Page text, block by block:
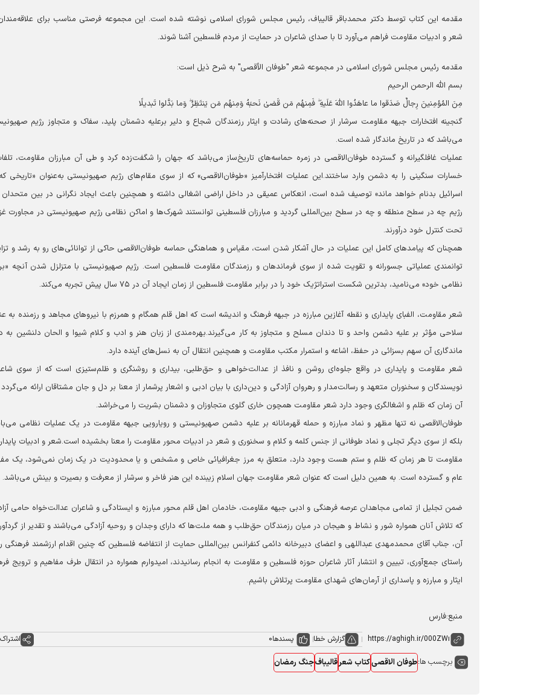
مقدمه این کتاب توسط دکتر محمدباقر قالیباف، رئیس مجلس شورای اسلامی نوشته شده است. این مجموعه فرصتی مناسب برای
شعر و ادبیات مقاومت فراهم می‌آورد تا با صدای شاعران در حمایت از مردم فلسطین آشنا شوند.
مقدمه رئیس مجلس شورای اسلامی در مجموعه شعر "طوفان الأقصی" به شرح ذیل است:
بسم الله الرحمن الرحیم
مِنَ المُؤمِنینَ رِجالٌ صَدَقوا ما عاهَدُوا اللَّهَ عَلَیهِ ۖ فَمِنهُم مَن قَضیٰ نَحبَهُ وَمِنهُم مَن یَنتَظِرُ ۖ وَما بَدَّلوا تَبدیلًا
گنجینه افتخارات جبهه مقاومت سرشار از صحنه‌های رشادت و ایثار رزمندگان شجاع و دلیر برعلیه دشمنان پلید، سفاک و متجاوز رژیم
می‌باشد که در تاریخ ماندگار شده است.
عملیات غافلگیرانه و گسترده طوفان‌الاقصی در زمره حماسه‌های تاریخ‌ساز می‌باشد که جهان را شگفت‌زده کرد و طی آن مبارزان مقاومت،
خسارات سنگینی را به دشمن وارد ساختند.این عملیات افتخارآمیز «طوفان‌الاقصی» که از سوی مقام‌های رژیم صهیونیستی به‌عنوان «تاریخی
اسرائیل بدنام خواهد ماند» توصیف شده است، انعکاس عمیقی در داخل اراضی اشغالی داشته و همچنین باعث ایجاد نگرانی در بین متحدان
رژیم چه در سطح منطقه و چه در سطح بین‌المللی گردید و مبارزان فلسطینی توانستند شهرک‌ها و اماکن نظامی رژیم صهیونیستی در مجاورت
تحت کنترل خود درآورند.
همچنان که پیامد‌های کامل این عملیات در حال آشکار شدن است، مقیاس و هماهنگی حماسه طوفان‌الاقصی حاکی از توانائی‌های رو به رشد و
توانمندی عملیاتی جسورانه و تقویت شده از سوی فرماندهان و رزمندگان مقاومت فلسطین است. رژیم صهیونیستی با متزلزل شدن آنچه
نظامی خود» می‌نامید، بدترین شکست استراتژیک خود را در برابر مقاومت فلسطین از زمان ایجاد آن در ۷۵ سال پیش تجربه می‌کند.
شعر مقاومت، الفبای پایداری و نقطه آغازین مبارزه در جبهه فرهنگ و اندیشه است که اهل قلم همگام و همرزم با نیرو‌های مجاهد و رزمنده به
سلاحی مؤثر بر علیه دشمن واحد و تا دندان مسلح و متجاوز به کار می‌گیرند.بهره‌مندی از زبان هنر و ادب و کلام شیوا و الحان دلنشین به
ماندگاری آن سهم بسزائی در حفظ، اشاعه و استمرار مکتب مقاومت و همچنین انتقال آن به نسل‌های آینده دارد.
شعر مقاومت و پایداری در واقع جلوه‌ای روشن و نافذ از عدالت‌خواهی و حق‌طلبی، بیداری و روشنگری و ظلم‌ستیزی است که از سوی
نویسندگان و سخنوران متعهد و رسالت‌مدار و رهروان آزادگی و دین‌داری با بیان ادبی و اشعار پرشمار از معنا بر دل و جان مشتاقان ارائه می‌گردد
آن زمان که ظلم و اشغالگری وجود دارد شعر مقاومت همچون خاری گلوی متجاوزان و دشمنان بشریت را می‌خراشد.
طوفان‌الاقصی نه تنها مظهر و نماد مبارزه و حمله قهرمانانه بر علیه دشمن صهیونیستی و رویارویی جبهه مقاومت در یک عملیات نظامی
بلکه از سوی دیگر تجلی و نماد طوفانی از جنس کلمه و کلام و سخنوری و شعر در ادبیات محور مقاومت را معنا بخشیده است.شعر و ادبیات
مقاومت تا هر زمان که ظلم و ستم هست وجود دارد، متعلق به مرز جغرافیائی خاص و مشخص و یا محدودیت در یک زمان نمی‌شود، یک
عام و گسترده است. به همین دلیل است که عنوان شعر مقاومت جهان اسلام زیبنده این هنر فاخر و سرشار از معرفت و بصیرت و بینش می‌باشد.
ضمن تجلیل از تمامی مجاهدان عرصه فرهنگی و ادبی جبهه مقاومت، خادمان اهل قلم محور مبارزه و ایستادگی و شاعران عدالت‌خواه حامی
که تلاش آنان همواره شور و نشاط و هیجان در میان رزمندگان حق‌طلب و همه ملت‌ها که دارای وجدان و روحیه آزادگی می‌باشند و تقدیر از
آن، جناب آقای محمدمهدی عبداللهی و اعضای دبیرخانه دائمی کنفرانس بین‌المللی حمایت از انتفاضه فلسطین که چنین اقدام ارزشمند فرهنگی
راستای جمع‌آوری، تبیین و انتشار آثار شاعران حوزه فلسطین و مقاومت به انجام رسانیدند، امیدوارم همواره در انتقال طرف مفاهیم و ترویج
ایثار و مبارزه و پاسداری از آرمان‌های شهدای مقاومت پرتلاش باشیم.
منبع:فارس
گزارش خطا پسندها0
برچسب ها:طوفان الاقصیکتاب شعرقالیبافجنگ رمضان